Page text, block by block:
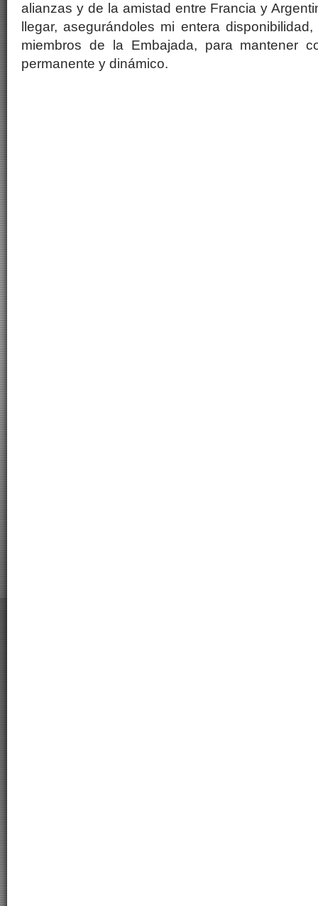
alianzas y de la amistad entre Francia y
llegar, asegurándoles mi entera
miembros de la Embajada, para mantener
permanente y dinámico.